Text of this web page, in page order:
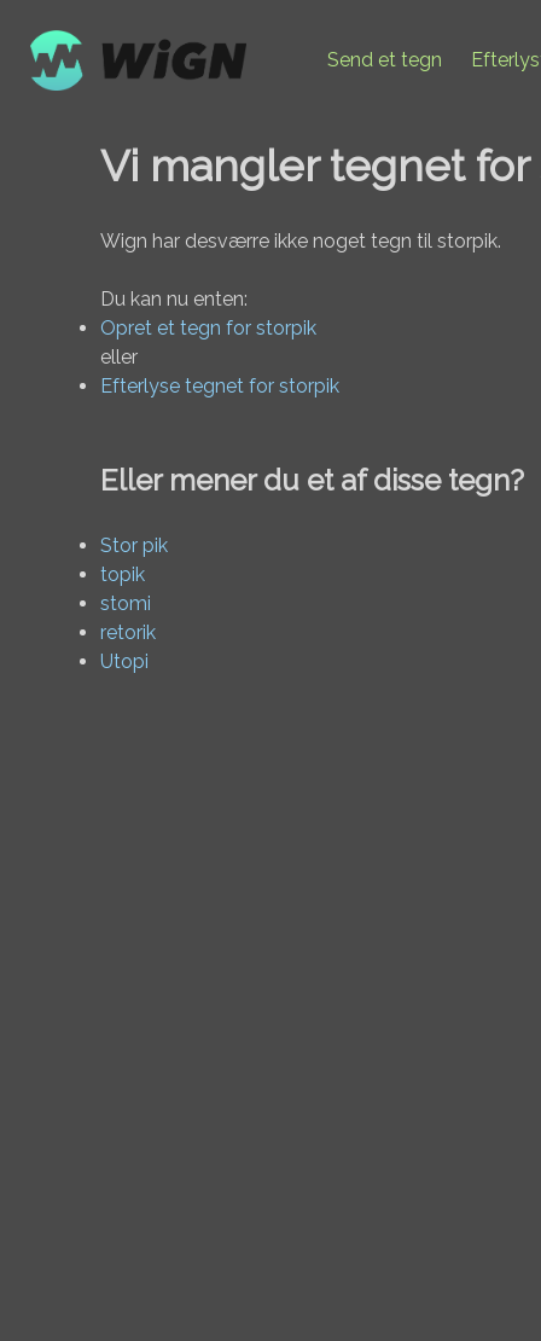
Send et tegn
Vi mangler tegnet for
Wign har desværre ikke noget tegn til storpik.
Du kan nu enten:
Opret et tegn for storpik
eller
Efterlyse tegnet for storpik
Eller mener du et af disse tegn?
Stor pik
topik
stomi
retorik
Utopi